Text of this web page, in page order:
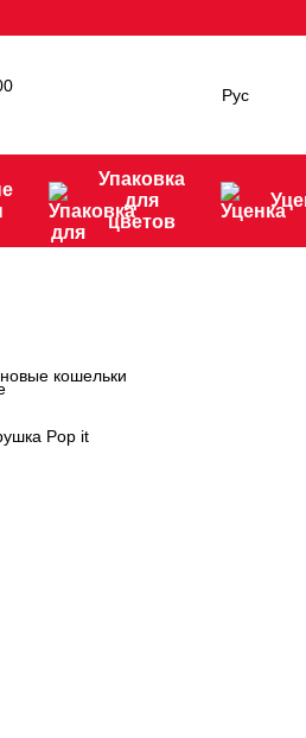
Рус
Упаковка
для
цветов
кошельки
Рop it